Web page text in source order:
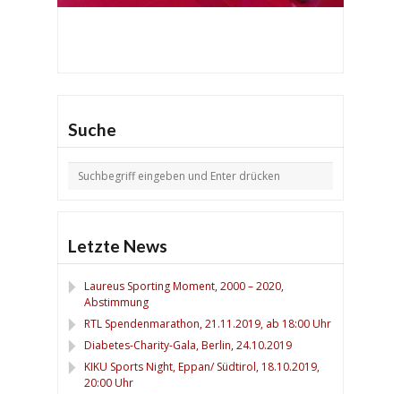
Suche
Letzte News
Laureus Sporting Moment, 2000 – 2020,
Abstimmung
RTL Spendenmarathon, 21.11.2019, ab 18:00 Uhr
Diabetes-Charity-Gala, Berlin, 24.10.2019
KIKU Sports Night, Eppan/ Südtirol, 18.10.2019,
20:00 Uhr